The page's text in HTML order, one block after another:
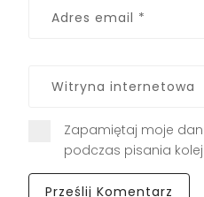
Zapamiętaj moje
podczas pisania